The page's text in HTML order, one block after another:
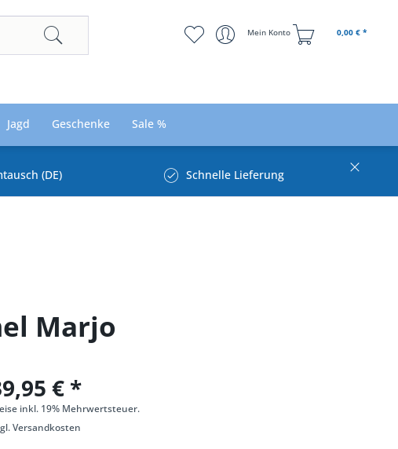
Mein Konto 0,00 € *
Jagd Geschenke Sale %
(DE) Schnelle Lieferung
Marjo
€ *
inkl. 19% Mehrwertsteuer.
Versandkosten